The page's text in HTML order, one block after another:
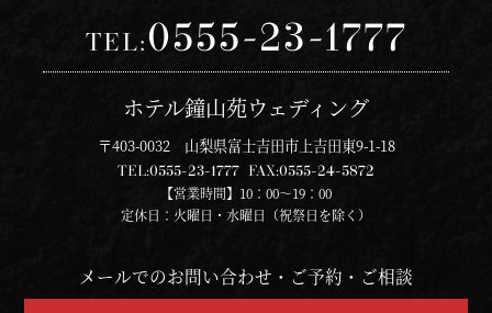
TEL:0555-23-1777
ホテル鐘山苑ウェディング
〒403-0032 山梨県富士吉田市上吉田東9-1-18
TEL:0555-23-1777 FAX:0555-24-5872
【営業時間】10：00～19：00
定休日：火曜日・水曜日（祝祭日を除く）
メールでのお問い合わせ・ご予約・ご相談